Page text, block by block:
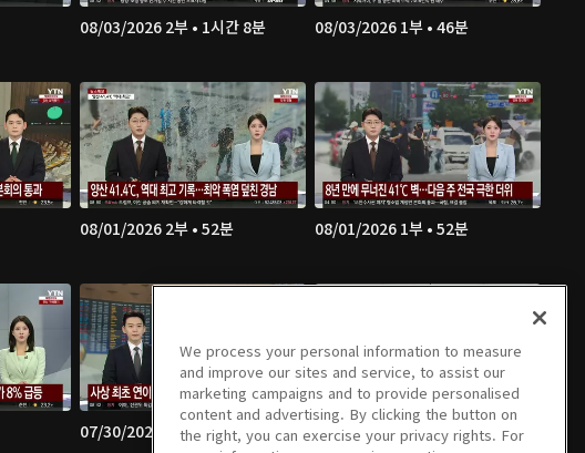
08/03/2026 2부 • 1시간 8분 08/03/2026 1부 • 46분
08/01/2026 2부 • 52분 08/01/2026 1부 • 52분
07/30/2026 2부 • 1시간 7분 07/30/2026 1부 • 46분
We process your personal information to measure
and improve our sites and service, to assist our
marketing campaigns and to provide personalised
content and advertising. By clicking the button on
the right, you can exercise your privacy rights. For